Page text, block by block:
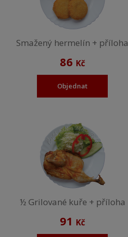
Smažený hermelín + příloha
86 Kč
Objednat
½ Grilované kuře + příloha
91 Kč